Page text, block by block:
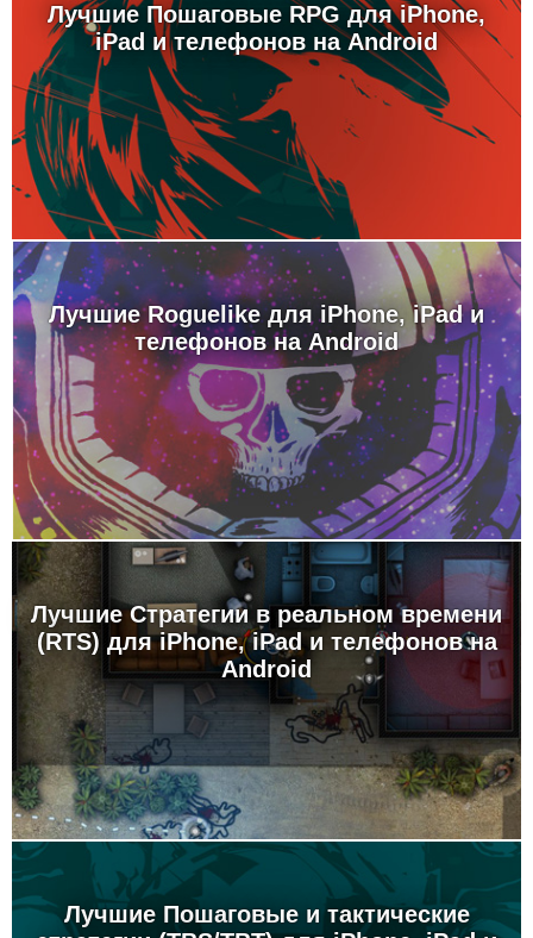
Лучшие Пошаговые RPG для iPhone,
iPad и телефонов на Android
Лучшие Roguelike для iPhone, iPad и
телефонов на Android
Лучшие Стратегии в реальном времени
(RTS) для iPhone, iPad и телефонов на
Android
Лучшие Пошаговые и тактические